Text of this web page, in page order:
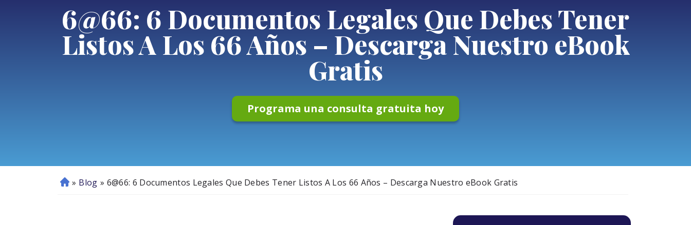
6@66: 6 Documentos Legales Que Debes Tener
Listos A Los 66 Años – Descarga Nuestro eBook
Gratis
Programa una consulta gratuita hoy
In » Blog » 6@66: 6 Documentos Legales Que Debes Tener Listos A Los 66 Años – Descarga Nuestro eBook Gratis